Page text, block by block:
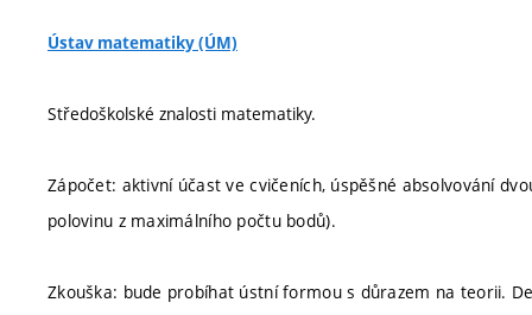
Ústav matematiky (ÚM)
Středoškolské znalosti matematiky.
Zápočet: aktivní účast ve cvičeních, úspěšné absolvování
polovinu z maximálního počtu bodů).
Zkouška: bude probíhat ústní formou s důrazem na teorii.